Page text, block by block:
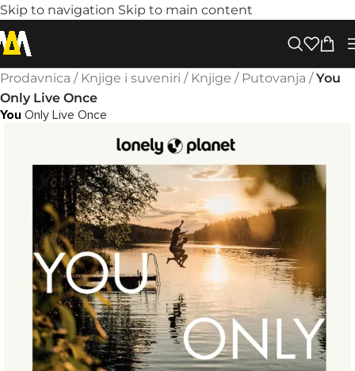
Skip to navigation Skip to main content
Prodavnica / Knjige i suveniri / Knjige / Putovanja /You
Only Live Once
You Only Live Once